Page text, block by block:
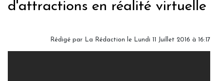
d'attractions en réalité virtuelle
Rédigé par La Rédaction le Lundi 11 Juillet 2016 à 16:17